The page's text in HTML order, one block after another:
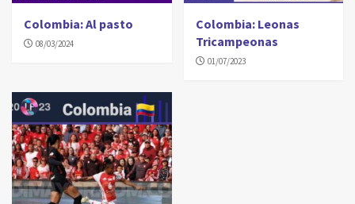
Colombia: Al pasto
08/03/2024
Colombia: Leonas
Tricampeonas
01/07/2023